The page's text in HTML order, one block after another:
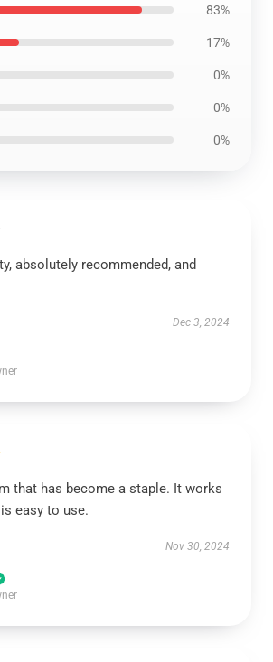
83%
17%
0%
0%
0%
absolutely recommended, and
Dec 3, 2024
that has become a staple. It works
easy to use.
Nov 30, 2024